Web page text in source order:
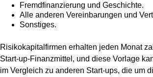
Fremdfinanzierung und Geschichte.
Alle anderen Vereinbarungen und
Sonstiges.
Risikokapitalfirmen erhalten jeden Monat
Start-up-Finanzmittel, und diese Vorlage
im Vergleich zu anderen Start-ups, die um